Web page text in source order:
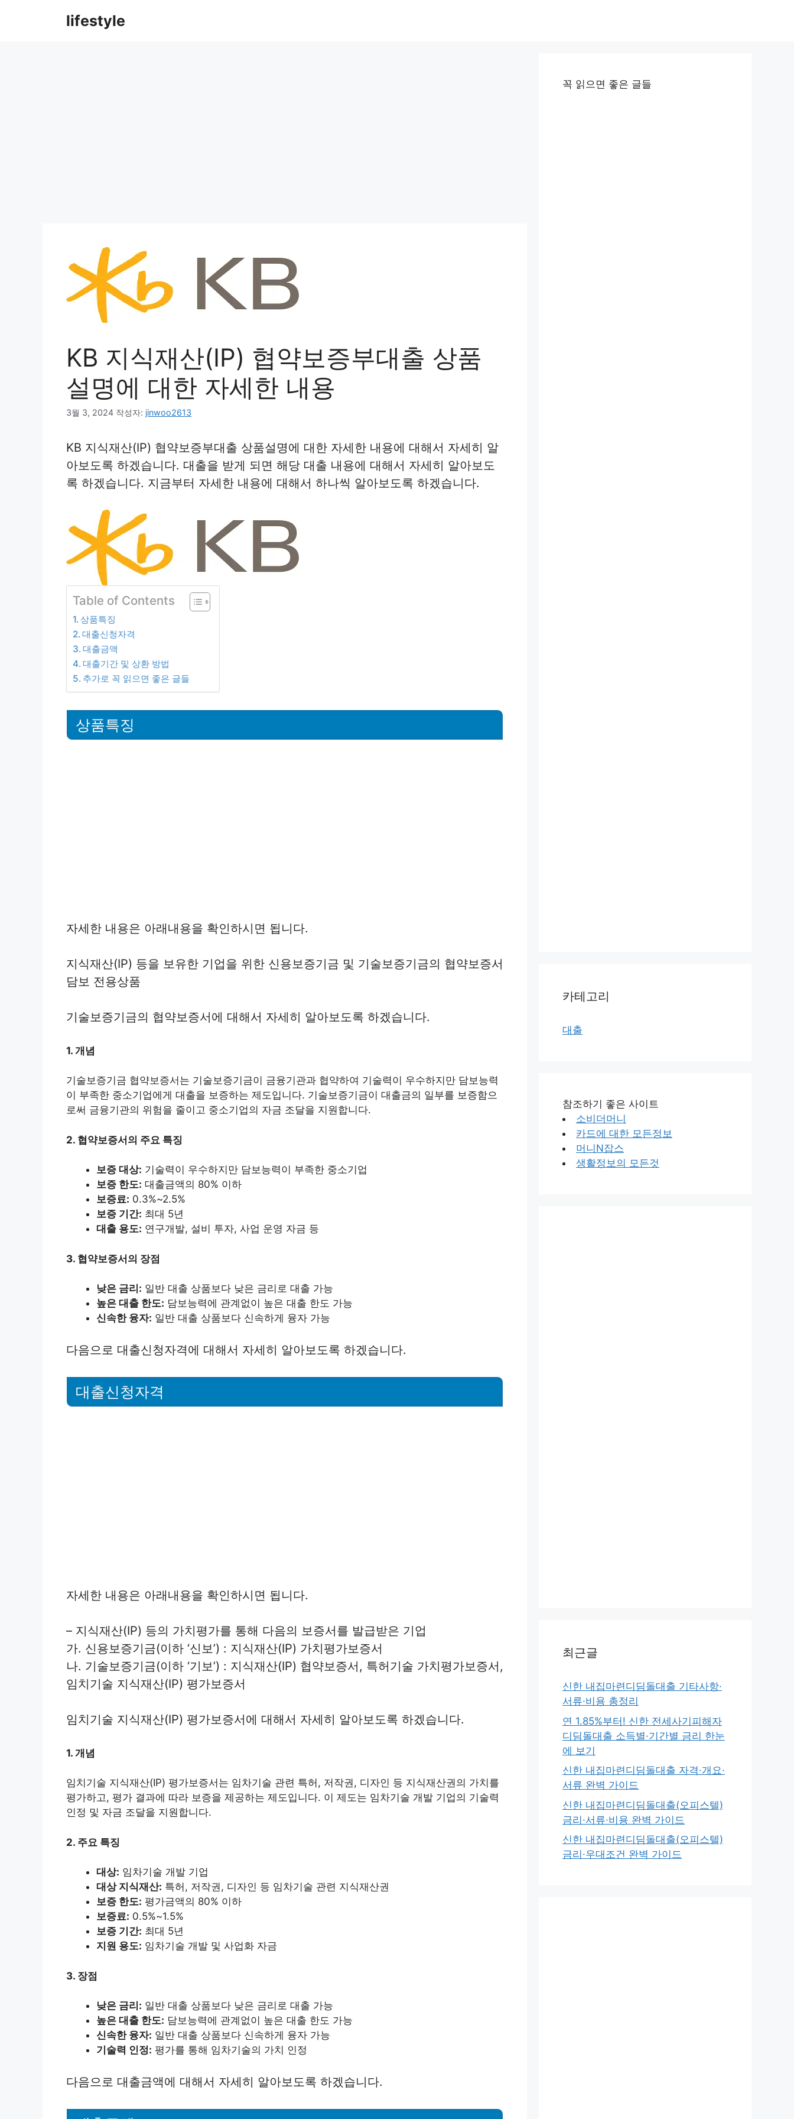
lifestyle
KB 지식재산(IP) 협약보증부대출 상품
설명에 대한 자세한 내용
3월 3, 2024 작성자: jinwoo2613
KB 지식재산(IP) 협약보증부대출 상품설명에 대한 자세한 내용에 대해서 자세히 알
아보도록 하겠습니다. 대출을 받게 되면 해당 대출 내용에 대해서 자세히 알아보도
록 하겠습니다. 지금부터 자세한 내용에 대해서 하나씩 알아보도록 하겠습니다.
Table of Contents
상품특징
대출신청자격
대출금액
대출기간 및 상환 방법
추가로 꼭 읽으면 좋은 글들
상품특징
자세한 내용은 아래내용을 확인하시면 됩니다.
지식재산(IP) 등을 보유한 기업을 위한 신용보증기금 및 기술보증기금의 협약보증서
담보 전용상품
기술보증기금의 협약보증서에 대해서 자세히 알아보도록 하겠습니다.
1. 개념
기술보증기금 협약보증서는 기술보증기금이 금융기관과 협약하여 기술력이 우수하지만 담보능력
이 부족한 중소기업에게 대출을 보증하는 제도입니다. 기술보증기금이 대출금의 일부를 보증함으
로써 금융기관의 위험을 줄이고 중소기업의 자금 조달을 지원합니다.
2. 협약보증서의 주요 특징
보증 대상: 기술력이 우수하지만 담보능력이 부족한 중소기업
보증 한도: 대출금액의 80% 이하
보증료: 0.3%~2.5%
보증 기간: 최대 5년
대출 용도: 연구개발, 설비 투자, 사업 운영 자금 등
3. 협약보증서의 장점
낮은 금리: 일반 대출 상품보다 낮은 금리로 대출 가능
높은 대출 한도: 담보능력에 관계없이 높은 대출 한도 가능
신속한 융자: 일반 대출 상품보다 신속하게 융자 가능
다음으로 대출신청자격에 대해서 자세히 알아보도록 하겠습니다.
대출신청자격
자세한 내용은 아래내용을 확인하시면 됩니다.
– 지식재산(IP) 등의 가치평가를 통해 다음의 보증서를 발급받은 기업
가. 신용보증기금(이하 ‘신보’) : 지식재산(IP) 가치평가보증서
나. 기술보증기금(이하 ‘기보’) : 지식재산(IP) 협약보증서, 특허기술 가치평가보증서,
임치기술 지식재산(IP) 평가보증서
임치기술 지식재산(IP) 평가보증서에 대해서 자세히 알아보도록 하겠습니다.
1. 개념
임치기술 지식재산(IP) 평가보증서는 임차기술 관련 특허, 저작권, 디자인 등 지식재산권의 가치를
평가하고, 평가 결과에 따라 보증을 제공하는 제도입니다. 이 제도는 임차기술 개발 기업의 기술력
인정 및 자금 조달을 지원합니다.
2. 주요 특징
대상: 임차기술 개발 기업
대상 지식재산: 특허, 저작권, 디자인 등 임차기술 관련 지식재산권
보증 한도: 평가금액의 80% 이하
보증료: 0.5%~1.5%
보증 기간: 최대 5년
지원 용도: 임차기술 개발 및 사업화 자금
3. 장점
낮은 금리: 일반 대출 상품보다 낮은 금리로 대출 가능
높은 대출 한도: 담보능력에 관계없이 높은 대출 한도 가능
신속한 융자: 일반 대출 상품보다 신속하게 융자 가능
기술력 인정: 평가를 통해 임차기술의 가치 인정
다음으로 대출금액에 대해서 자세히 알아보도록 하겠습니다.
꼭 읽으면 좋은 글들
카테고리
대출
참조하기 좋은 사이트
소비더머니
카드에 대한 모든정보
머니N잡스
생활정보의 모든것
최근글
신한 내집마련디딤돌대출 기타사항·
서류·비용 총정리
연 1.85%부터! 신한 전세사기피해자
디딤돌대출 소득별·기간별 금리 한눈
에 보기
신한 내집마련디딤돌대출 자격·개요·
서류 완벽 가이드
신한 내집마련디딤돌대출(오피스텔)
금리·서류·비용 완벽 가이드
신한 내집마련디딤돌대출(오피스텔)
금리·우대조건 완벽 가이드